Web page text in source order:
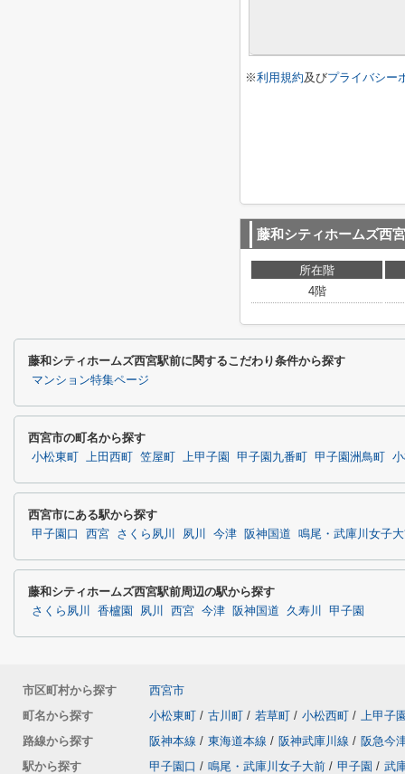
※利用規約及びプライバシー
藤和シティホームズ西
所在階
4階
藤和シティホームズ西宮駅前に関するこだわり条件から探す
マンション特集ページ
西宮市の町名から探す
小松東町 上田西町 笠屋町 上甲子園 甲子園九番町 甲子園洲鳥町
西宮市にある駅から探す
甲子園口 西宮 さくら夙川 夙川 今津 阪神国道 鳴尾・武庫川女子
藤和シティホームズ西宮駅前周辺の駅から探す
さくら夙川 香櫨園 夙川 西宮 今津 阪神国道 久寿川 甲子園
市区町村から探す
西宮市
町名から探す
小松東町 / 古川町 / 若草町 / 小松西町 / 上甲子
路線から探す
阪神本線 / 東海道本線 / 阪神武庫川線 / 阪急今
駅から探す
甲子園口 / 鳴尾・武庫川女子大前 / 甲子園 / 武